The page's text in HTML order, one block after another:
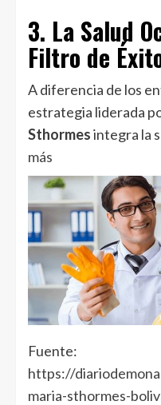
3. La Salud
Filtro de
A diferencia de los
estrategia liderada
Sthormesintegra la
más
Fuente:
https://
maria-sthormes-